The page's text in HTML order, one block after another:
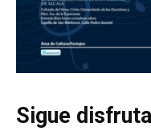
Sigue